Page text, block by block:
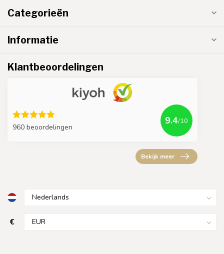
Categorieën
Informatie
Klantbeoordelingen
960 beoordelingen
9.4/10
Bekijk meer
€